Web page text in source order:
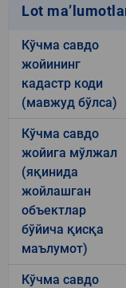
Lot
Кўчма савдо
жойининг
кадастр коди
(мавжуд бўлса)
Кўчма савдо
жойига мўлжал
(яқинида
жойлашган
объектлар
бўйича қисқа
маълумот)
Кўчма савдо